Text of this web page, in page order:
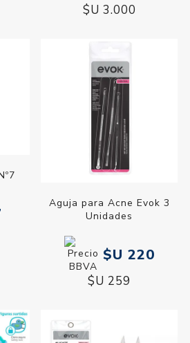
$U 3.000
Aguja para Acne Evok 3
Unidades
$U 220
$U 259